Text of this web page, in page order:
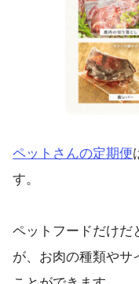
ペットさんの定期便
す。
ペットフードだけだ
が、お肉の種類やサ